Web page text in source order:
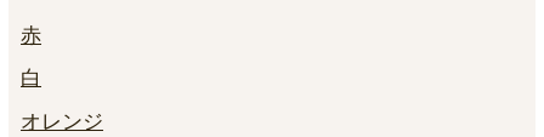
赤
白
オレンジ